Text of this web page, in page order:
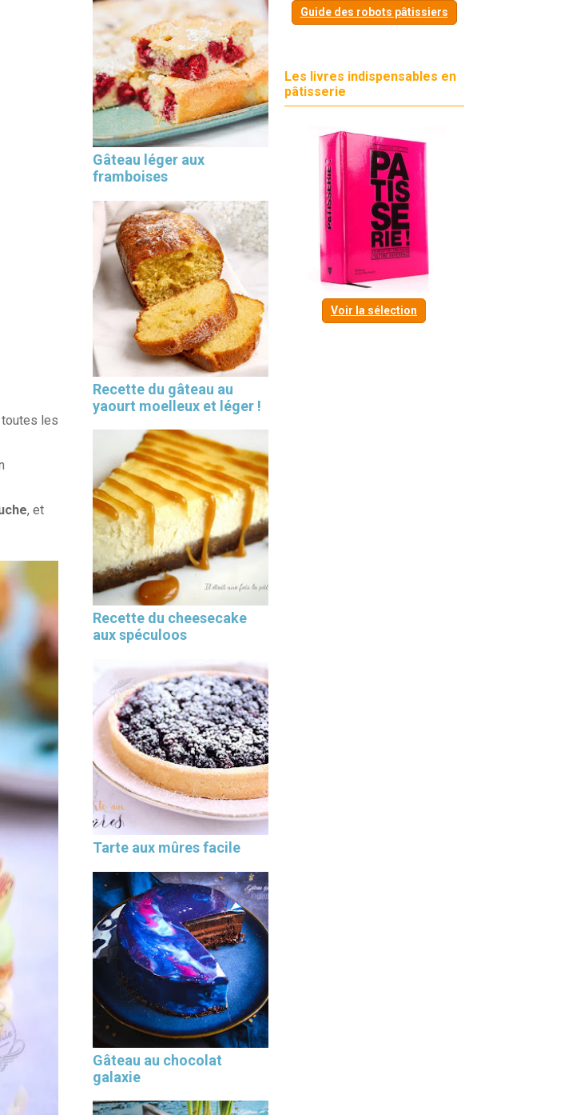
les
, et
Gâteau léger aux
framboises
Recette du gâteau au
yaourt moelleux et léger !
Recette du cheesecake
aux spéculoos
Tarte aux mûres facile
Gâteau au chocolat
galaxie
Guide des robots pâtissiers
Les livres indispensables en
pâtisserie
Voir la sélection
indispensables